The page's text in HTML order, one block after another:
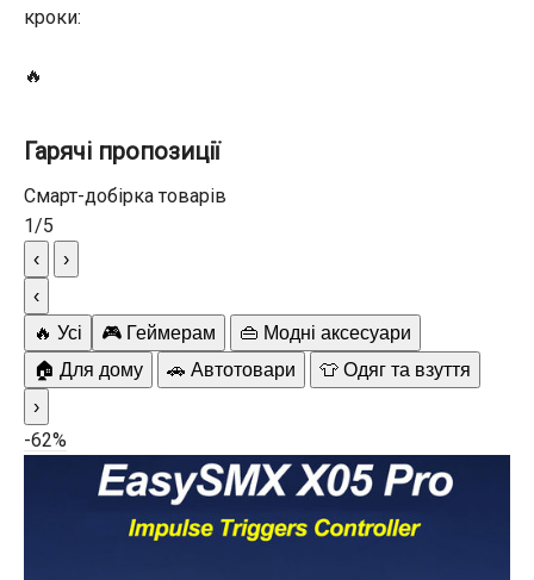
кроки:
🔥
Гарячі пропозиції
Смарт-добірка товарів
1/5
‹
›
‹
🔥 Усі
🎮 Геймерам
👜 Модні аксесуари
🏠 Для дому
🚗 Автотовари
👕 Одяг та взуття
›
-62%